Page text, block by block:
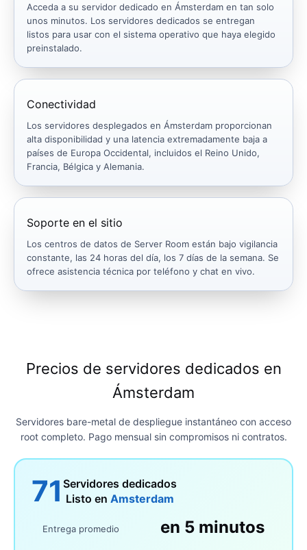
Acceda a su servidor dedicado en Ámsterdam en tan solo
unos minutos. Los servidores dedicados se entregan
listos para usar con el sistema operativo que haya elegido
preinstalado.
Conectividad
Los servidores desplegados en Ámsterdam proporcionan
alta disponibilidad y una latencia extremadamente baja a
países de Europa Occidental, incluidos el Reino Unido,
Francia, Bélgica y Alemania.
Soporte en el sitio
Los centros de datos de Server Room están bajo vigilancia
constante, las 24 horas del día, los 7 días de la semana. Se
ofrece asistencia técnica por teléfono y chat en vivo.
Precios de servidores dedicados en
Ámsterdam
Servidores bare-metal de despliegue instantáneo con acceso
root completo. Pago mensual sin compromisos ni contratos.
71 Servidores dedicados
Listo en Amsterdam
Entrega promedio en 5 minutos